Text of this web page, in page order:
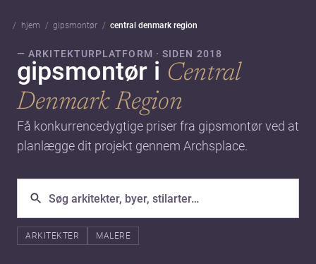
hjem gipsmontør central denmark region
— ARKITEKTURPLATFORM · SIDEN 2018
gipsmontør i Central
Denmark Region
Få konkurrencedygtige priser fra gipsmontør ved at
planlægge dit projekt gennem Archsplace.
ARKITEKTER MALERE